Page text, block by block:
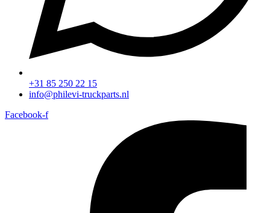
+31 85 250 22 15
info@philevi-truckparts.nl
Facebook-f